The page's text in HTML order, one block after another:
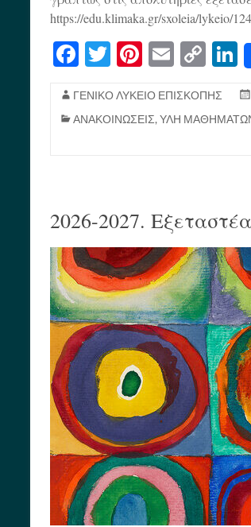
https://edu.klimaka.gr/sxoleia/lykeio/
Fa
bo
ok
T
tte
r
Pi
er
es
E
ail
C
y
Li
ΓΕΝΙΚΟ ΛΥΚΕΙΟ ΕΠΙΣΚΟΠΗΣ
ΑΝΑΚΟΙΝΩΣΕΙΣ, ΥΛΗ ΜΑΘΗΜΑΤΩΝ
2026-2027.